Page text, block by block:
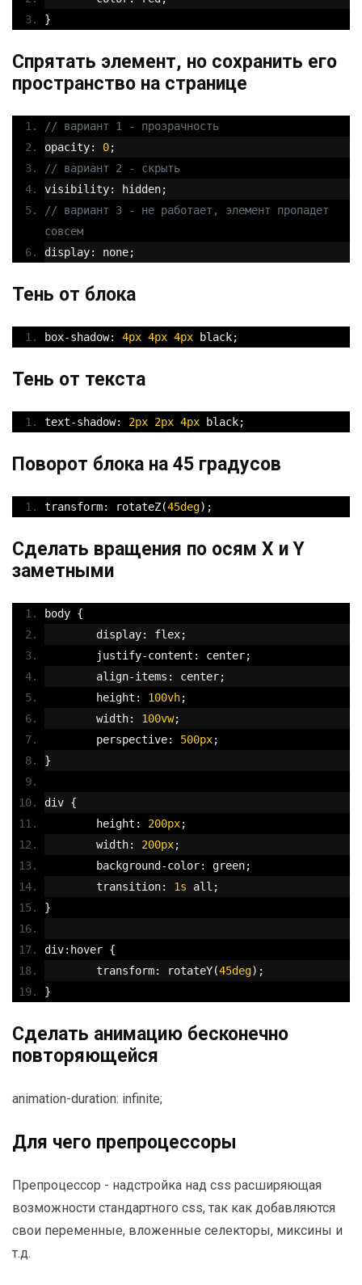
}
Спрятать элемент, но сохранить его
пространство на странице
// вариант 1 - прозрачность
opacity: 0;
// вариант 2 - скрыть
visibility: hidden;
// вариант 3 - не работает, элемент пропадет
совсем
display: none;
Тень от блока
box-shadow: 4px 4px 4px black;
Тень от текста
text-shadow: 2px 2px 4px black;
Поворот блока на 45 градусов
transform: rotateZ(45deg);
Сделать вращения по осям Х и Y
заметными
body {
	display
: flex;
	justify
-content : center;
	align
-items : center;
	height
: 100vh;
	width
: 100vw;
	perspective
: 500px;
}
div {
	height
: 200px;
	width
: 200px;
	background
-color: green;
	transition
: 1s all ;
}
div: hover {
	transform
: rotateY(45deg);
}
Сделать анимацию бесконечно
повторяющейся
animation-duration: infinite;
Для чего препроцессоры
Препроцессор - надстройка над css расширяющая
возможности стандартного css, так как добавляются
свои переменные, вложенные селекторы, миксины и
т.д.